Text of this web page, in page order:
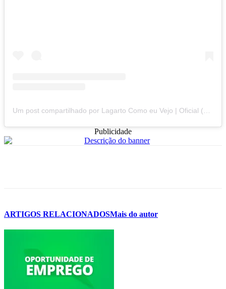
Publicidade
ARTIGOS RELACIONADOSMais do autor